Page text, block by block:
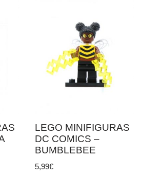
LEGO MINIFIGURAS
DC COMICS –
BUMBLEBEE
5,99€